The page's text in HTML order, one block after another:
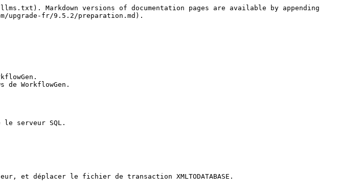
Markdown versions of documentation pages are available by appending
upgrade-fr/9.5.2/preparation.md).
WorkflowGen.
déplacer le fichier de transaction XMLTODATABASE.